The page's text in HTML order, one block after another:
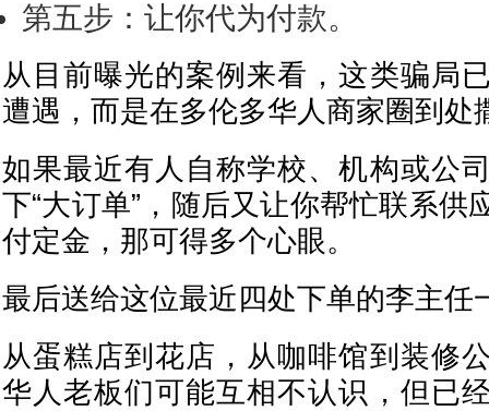
第五步：让你代为付款。
从目前曝光的案例来看，这类骗局
遭遇，而是在多伦多华人商家圈到处
如果最近有人自称学校、机构或公
下“大订单”，随后又让你帮忙联系供
付定金，那可得多个心眼。
最后送给这位最近四处下单的李主任
从蛋糕店到花店，从咖啡馆到装修
华人老板们可能互相不认识，但已